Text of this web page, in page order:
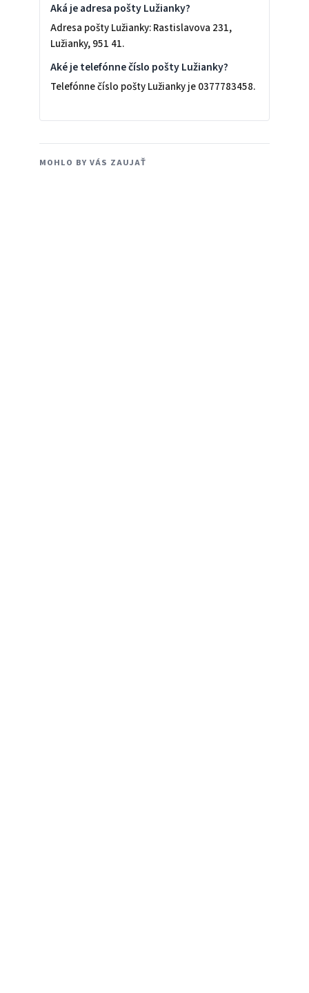
Aká je adresa pošty Lužianky?
Adresa pošty Lužianky: Rastislavova 231,
Lužianky, 951 41.
Aké je telefónne číslo pošty Lužianky?
Telefónne číslo pošty Lužianky je 0377783458.
MOHLO BY VÁS ZAUJAŤ